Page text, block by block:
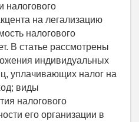
налогового
на легализацию
налогового
В статье рассмотрены
индивидуальных
уплачивающих налог на
виды
налогового
его организации в